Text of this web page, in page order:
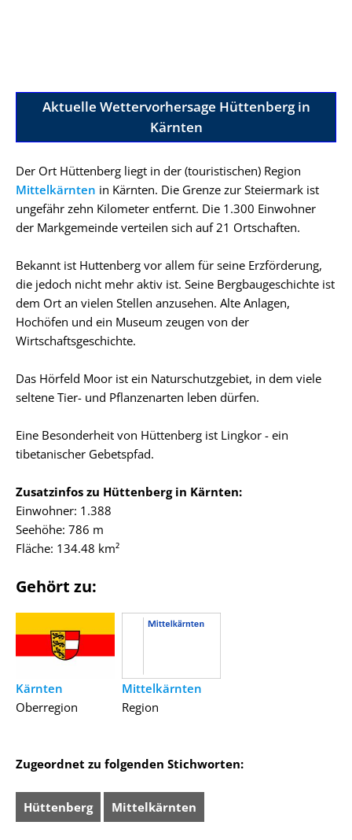
Aktuelle Wettervorhersage Hüttenberg in
Kärnten
Der Ort Hüttenberg liegt in der (touristischen) Region
Mittelkärnten in Kärnten. Die Grenze zur Steiermark ist
ungefähr zehn Kilometer entfernt. Die 1.300 Einwohner
der Markgemeinde verteilen sich auf 21 Ortschaften.
Bekannt ist Huttenberg vor allem für seine Erzförderung,
die jedoch nicht mehr aktiv ist. Seine Bergbaugeschichte ist
dem Ort an vielen Stellen anzusehen. Alte Anlagen,
Hochöfen und ein Museum zeugen von der
Wirtschaftsgeschichte.
Das Hörfeld Moor ist ein Naturschutzgebiet, in dem viele
seltene Tier- und Pflanzenarten leben dürfen.
Eine Besonderheit von Hüttenberg ist Lingkor - ein
tibetanischer Gebetspfad.
Zusatzinfos zu Hüttenberg in Kärnten:
Einwohner: 1.388
Seehöhe: 786 m
Fläche: 134.48 km²
Gehört zu:
Kärnten
Oberregion
Mittelkärnten
Region
Zugeordnet zu folgenden Stichworten:
Hüttenberg Mittelkärnten